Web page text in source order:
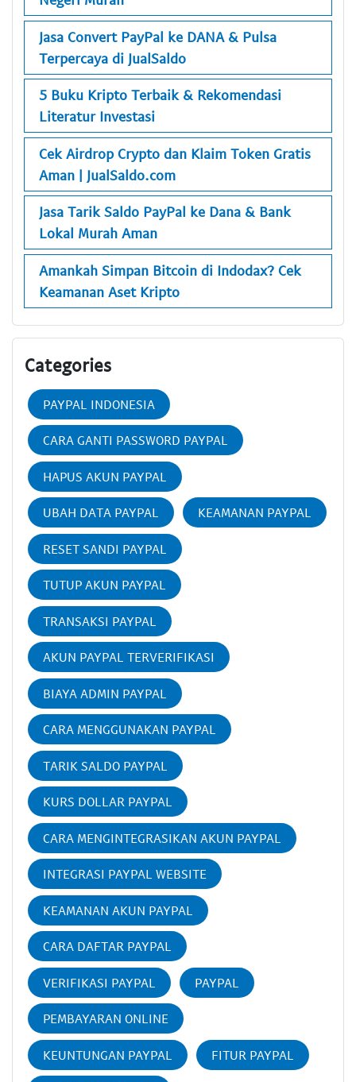
Jasa Convert PayPal ke DANA & Pulsa
Terpercaya di JualSaldo
5 Buku Kripto Terbaik & Rekomendasi
Literatur Investasi
Cek Airdrop Crypto dan Klaim Token Gratis
Aman | JualSaldo.com
Jasa Tarik Saldo PayPal ke Dana & Bank
Lokal Murah Aman
Amankah Simpan Bitcoin di Indodax? Cek
Keamanan Aset Kripto
Categories
PAYPAL INDONESIA
CARA GANTI PASSWORD PAYPAL
HAPUS AKUN PAYPAL
UBAH DATA PAYPAL KEAMANAN PAYPAL
RESET SANDI PAYPAL
TUTUP AKUN PAYPAL
TRANSAKSI PAYPAL
AKUN PAYPAL TERVERIFIKASI
BIAYA ADMIN PAYPAL
CARA MENGGUNAKAN PAYPAL
TARIK SALDO PAYPAL
KURS DOLLAR PAYPAL
CARA MENGINTEGRASIKAN AKUN PAYPAL
INTEGRASI PAYPAL WEBSITE
KEAMANAN AKUN PAYPAL
CARA DAFTAR PAYPAL
VERIFIKASI PAYPAL PAYPAL
PEMBAYARAN ONLINE
KEUNTUNGAN PAYPAL FITUR PAYPAL